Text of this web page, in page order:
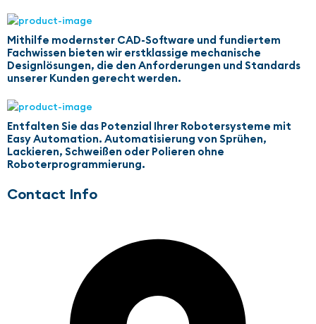
Mithilfe modernster CAD-Software und fundiertem
Fachwissen bieten wir erstklassige mechanische
Designlösungen, die den Anforderungen und Standards
unserer Kunden gerecht werden.
Entfalten Sie das Potenzial Ihrer Robotersysteme mit
Easy Automation. Automatisierung von Sprühen,
Lackieren, Schweißen oder Polieren ohne
Roboterprogrammierung.
Contact Info